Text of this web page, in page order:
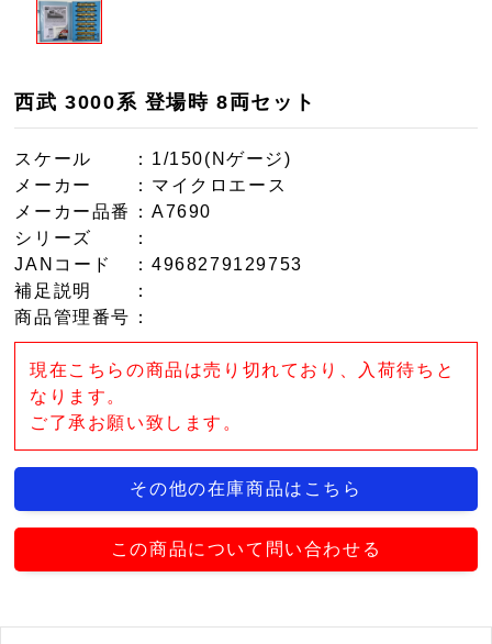
西武 3000系 登場時 8両セット
スケール
：1/150(Nゲージ)
メーカー
：マイクロエース
メーカー品番
：A7690
シリーズ
：
JANコード
：4968279129753
補足説明
：
商品管理番号 ：
現在こちらの商品は売り切れており、入荷待ちと
なります。
ご了承お願い致します。
その他の在庫商品はこちら
この商品について問い合わせる